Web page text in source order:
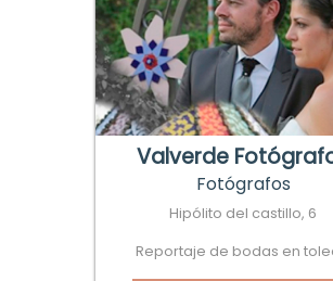
Valverde
Fotógrafos
Hipólito del castillo, 6
Reportaje de bodas en